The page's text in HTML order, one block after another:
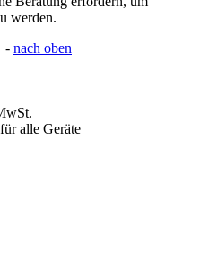
werden.
- nach oben
alle Geräte